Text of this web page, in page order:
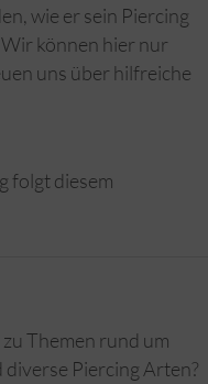
wie er sein Piercing
können hier nur
uns über hilfreiche
folgt diesem
Themen rund um
Piercing Arten?